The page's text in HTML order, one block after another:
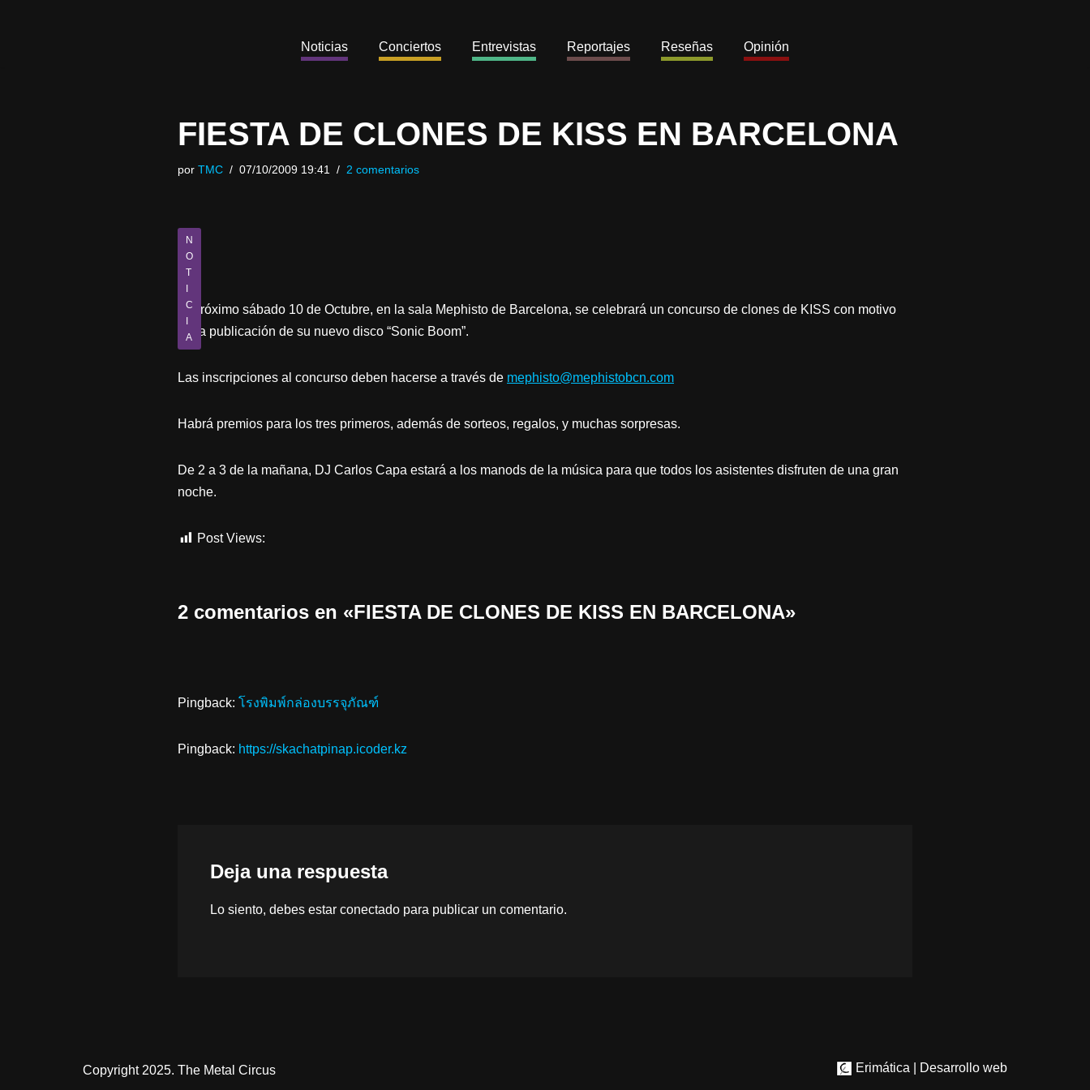
Noticias Conciertos Entrevistas Reportajes Reseñas Opinión
FIESTA DE CLONES DE KISS EN BARCELONA
por TMC 07/10/2009 19:41 2 comentarios
N
O
T
C
A
El próximo sábado 10 de Octubre, en la sala Mephisto de Barcelona, se celebrará un concurso de clones de KISS con motivo
de la publicación de su nuevo disco “Sonic Boom”.
Las inscripciones al concurso deben hacerse a través de mephisto@mephistobcn.com
Habrá premios para los tres primeros, además de sorteos, regalos, y muchas sorpresas.
De 2 a 3 de la mañana, DJ Carlos Capa estará a los manods de la música para que todos los asistentes disfruten de una gran
noche.
Post Views:
2 comentarios en «FIESTA DE CLONES DE KISS EN BARCELONA»
Pingback: โรงพิมพ์กล่องบรรจุภัณฑ์
Pingback: https://skachatpinap.icoder.kz
Deja una respuesta
Lo siento, debes estar conectado para publicar un comentario.
Copyright 2025. The Metal Circus Erimática | Desarrollo web